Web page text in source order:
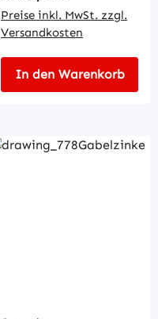
Preise inkl. MwSt. zzgl.
Versandkosten
In den Warenkorb